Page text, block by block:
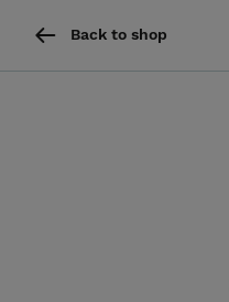
Back to shop